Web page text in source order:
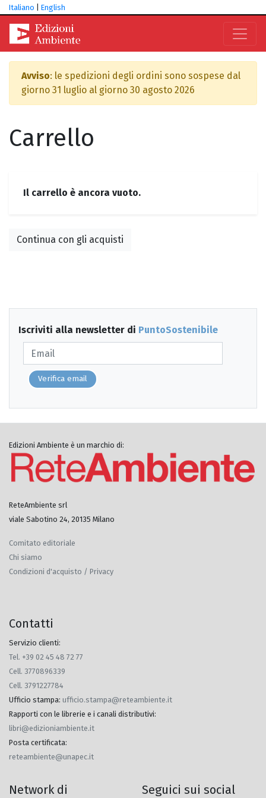
Italiano English
Avviso: le spedizioni degli ordini sono sospese dal
giorno 31 luglio al giorno 30 agosto 2026
Carrello
Il carrello è ancora vuoto.
Continua con gli acquisti
Iscriviti alla newsletter di PuntoSostenibile
Verifica email
Edizioni Ambiente è un marchio di:
ReteAmbiente srl
viale Sabotino 24, 20135 Milano
Comitato editoriale
Chi siamo
Condizioni d'acquisto / Privacy
Contatti
Servizio clienti:
Tel. +39 02 45 48 72 77
Cell. 3770896339
Cell. 3791227784
Ufficio stampa: ufficio.stampa@reteambiente.it
Rapporti con le librerie e i canali distributivi:
libri@edizioniambiente.it
Posta certificata:
reteambiente@unapec.it
Network di
Seguici sui social